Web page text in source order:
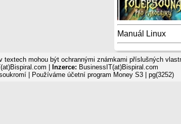
Manuál Linux
mohou být ochrannými známkami příslušných
|
Inzerce: BusinessIT(at)Bispiral.com
| Používáme účetní program Money S3| pg(3252)